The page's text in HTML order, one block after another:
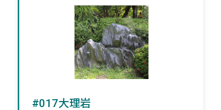
#017大理岩